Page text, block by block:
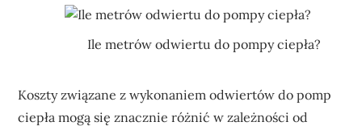
Ile metrów odwiertu do pompy ciepła?
Koszty związane z wykonaniem odwiertów do pomp
ciepła mogą się znacznie różnić w zależności od